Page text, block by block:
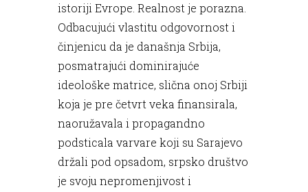
istoriji Evrope. Realnost je porazna.
Odbacujući vlastitu odgovornost i
činjenicu da je današnja Srbija,
posmatrajući dominirajuće
ideološke matrice, slična onoj Srbiji
koja je pre četvrt veka finansirala,
naoružavala i propagandno
podsticala varvare koji su Sarajevo
držali pod opsadom, srpsko društvo
je svoju nepromenjivost i